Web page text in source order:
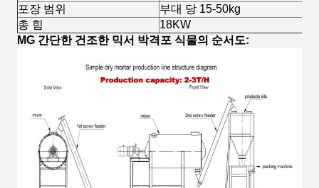
포장 범위
부대 당 15-50kg
총 힘
18KW
MG 간단한 건조한 믹서 박격포 식물의 순서도: